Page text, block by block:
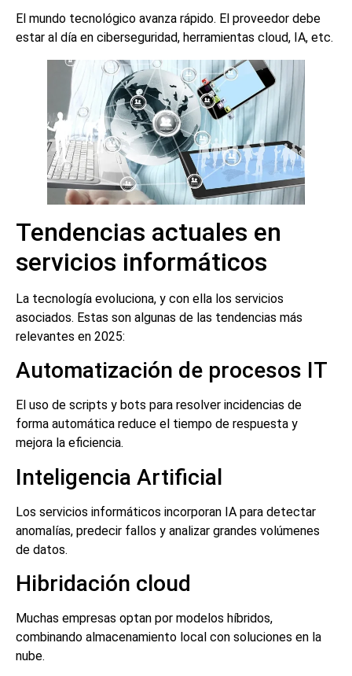
El mundo tecnológico avanza rápido. El proveedor debe
estar al día en ciberseguridad, herramientas cloud, IA, etc.
Tendencias actuales en
servicios informáticos
La tecnología evoluciona, y con ella los servicios
asociados. Estas son algunas de las tendencias más
relevantes en 2025:
Automatización de procesos IT
El uso de scripts y bots para resolver incidencias de
forma automática reduce el tiempo de respuesta y
mejora la eficiencia.
Inteligencia Artificial
Los servicios informáticos incorporan IA para detectar
anomalías, predecir fallos y analizar grandes volúmenes
de datos.
Hibridación cloud
Muchas empresas optan por modelos híbridos,
combinando almacenamiento local con soluciones en la
nube.